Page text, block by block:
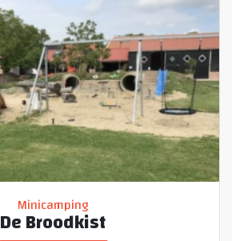
Minicamping
De Broodkist